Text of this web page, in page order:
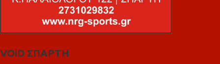
VOiD ΣΠΑΡΤΗ